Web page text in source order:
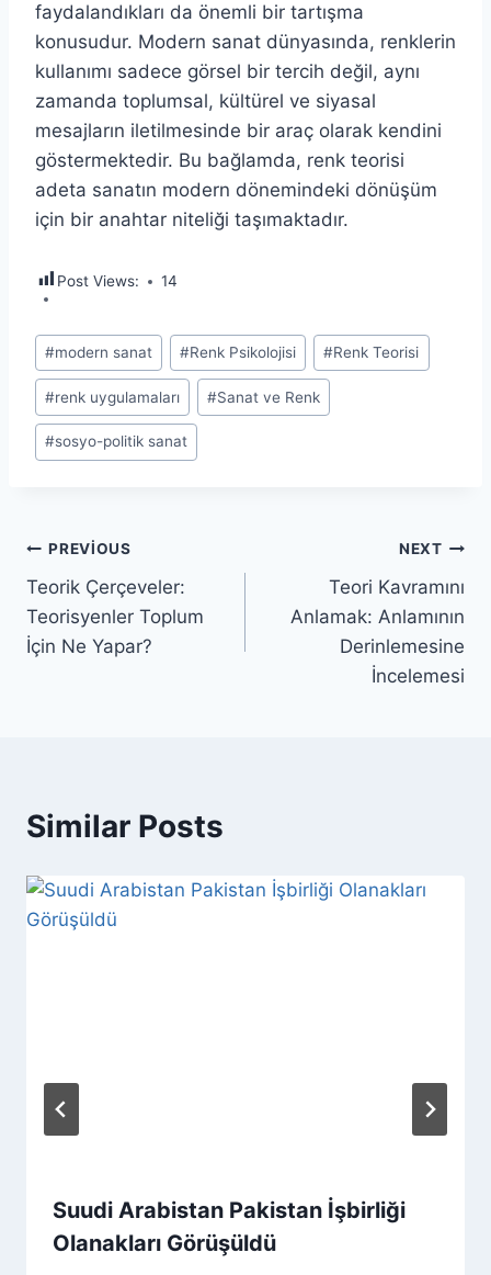
faydalandıkları da önemli bir tartışma
konusudur. Modern sanat dünyasında, renklerin
kullanımı sadece görsel bir tercih değil, aynı
zamanda toplumsal, kültürel ve siyasal
mesajların iletilmesinde bir araç olarak kendini
göstermektedir. Bu bağlamda, renk teorisi
adeta sanatın modern dönemindeki dönüşüm
için bir anahtar niteliği taşımaktadır.
Post Views: 14
Post
Tags:
#modern sanat #Renk Psikolojisi #Renk Teorisi
#renk uygulamaları #Sanat ve Renk
#sosyo-politik sanat
Yazı
gezinmesi
PREVIOUS
Teorik Çerçeveler:
Teorisyenler Toplum
İçin Ne Yapar?
NEXT
Teori Kavramını
Anlamak: Anlamının
Derinlemesine
İncelemesi
Similar Posts
Suudi Arabistan Pakistan İşbirliği
Olanakları Görüşüldü